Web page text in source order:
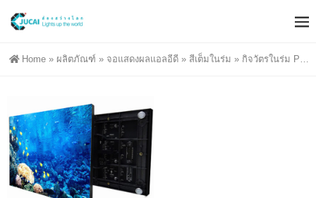
Home » ผลิตภัณฑ์ » จอแสดงผลแอลอีดี » สีเต็มในร่ม » กิจวัตรในร่ม P2.5